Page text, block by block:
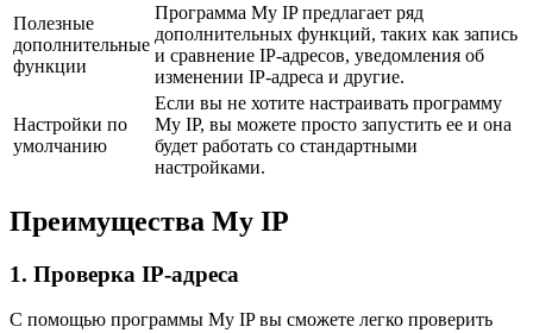
Полезные
дополнительные
функции
Программа My IP предлагает ряд
дополнительных функций, таких как запись
и сравнение IP-адресов, уведомления об
изменении IP-адреса и другие.
Настройки по
умолчанию
Если вы не хотите настраивать программу
My IP, вы можете просто запустить ее и она
будет работать со стандартными
настройками.
Преимущества My IP
1. Проверка IP-адреса
С помощью программы My IP вы сможете легко проверить